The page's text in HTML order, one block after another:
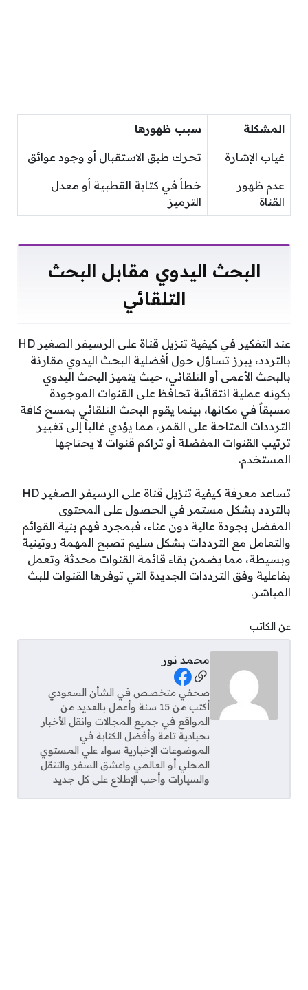
المشكلة سبب ظهورها
غياب الإشارة تحرك طبق الاستقبال أو وجود عوائق
عدم ظهور
القناة
خطأ في كتابة القطبية أو معدل
الترميز
البحث اليدوي مقابل البحث
التلقائي
عند التفكير في كيفية تنزيل قناة على الرسيفر الصغير HD
بالتردد، يبرز تساؤل حول أفضلية البحث اليدوي مقارنة
بالبحث الأعمى أو التلقائي، حيث يتميز البحث اليدوي
بكونه عملية انتقائية تحافظ على القنوات الموجودة
مسبقاً في مكانها، بينما يقوم البحث التلقائي بمسح كافة
الترددات المتاحة على القمر، مما يؤدي غالباً إلى تغيير
ترتيب القنوات المفضلة أو تراكم قنوات لا يحتاجها
المستخدم.
تساعد معرفة كيفية تنزيل قناة على الرسيفر الصغير HD
بالتردد بشكل مستمر في الحصول على المحتوى
المفضل بجودة عالية دون عناء، فبمجرد فهم بنية القوائم
والتعامل مع الترددات بشكل سليم تصبح المهمة روتينية
وبسيطة، مما يضمن بقاء قائمة القنوات محدثة وتعمل
بفاعلية وفق الترددات الجديدة التي توفرها القنوات للبث
المباشر.
عن الكاتب
محمد نور
Social Links
صحفي متخصص في الشأن السعودي
أكتب من 15 سنة وأعمل بالعديد من
المواقع في جميع المجالات وانقل الأخبار
بحيادية تامة وأفضل الكتابة في
الموضوعات الإخبارية سواء علي المستوي
المحلي أو العالمي واعشق السفر والتنقل
والسيارات وأحب الإطلاع على كل جديد